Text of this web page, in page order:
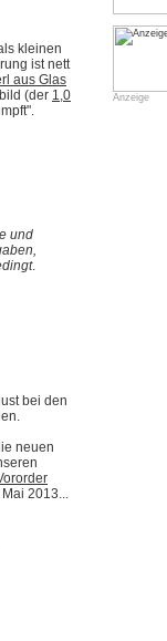
kleinen
ist nett
aus Glas
(der 1,0
und
.
bei den
neuen
2013...
Anzeige